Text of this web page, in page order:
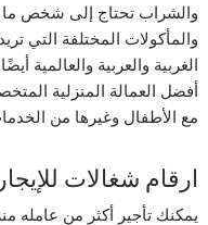
والشراب تحتاج إلى شخص
والمأكولات المختلفة التي
الغربية والعربية والعالمية
أفضل العمالة المنزلية
مع الأطفال وغيرها من
ارقام شغالات
يمكنك تأجير أكثر من عامله